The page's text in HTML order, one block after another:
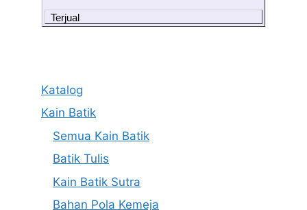
Terjual
Katalog
Kain Batik
Semua Kain Batik
Batik Tulis
Kain Batik Sutra
Bahan Pola Kemeja